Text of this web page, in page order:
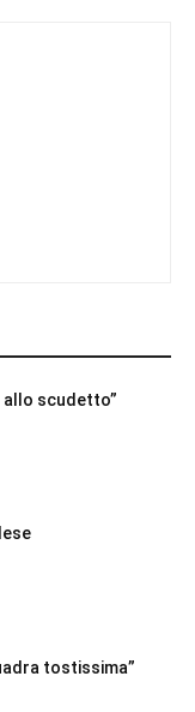
allo scudetto”
tostissima”